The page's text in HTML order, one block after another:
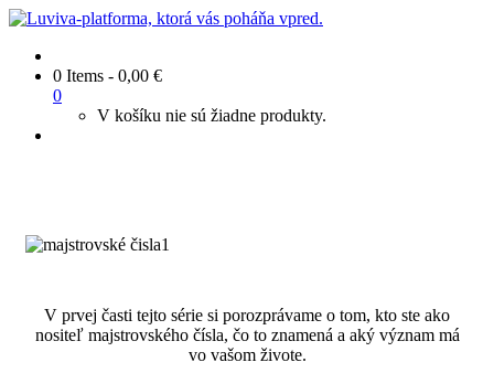
0 Items - 0,00 €
0
V košíku nie sú žiadne produkty.
V prvej časti tejto série si porozprávame o tom, kto ste ako
nositeľ majstrovského čísla, čo to znamená a aký význam má
vo vašom živote.